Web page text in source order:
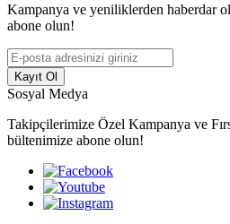
Kampanya ve yeniliklerden haberdar
abone olun!
Kayıt Ol
Sosyal Medya
Takipçilerimize Özel Kampanya ve
bültenimize abone olun!